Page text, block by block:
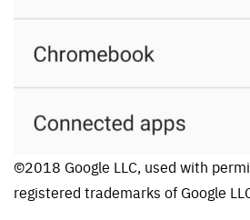
©2018 Google LLC, used with
registered trademarks of Google